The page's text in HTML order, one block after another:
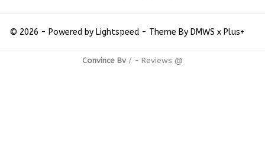
© 2026 - Powered by Lightspeed- Theme By DMWS x Plus+
Convince Bv/ - Reviews @